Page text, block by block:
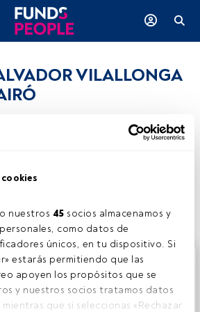
nuestros 45 socios almacenamos y
como datos de
únicos, en tu dispositivo. Si
estarás permitiendo que las
apoyen los propósitos que se
y nuestros socios tratamos datos
que si seleccionas «Rechazar
VILALLONGA
para los usuarios registrados
estás registrado, accede desde el
tienes cuenta, te invitamos a
de todo el universo que ofrece